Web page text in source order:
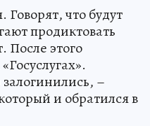
Говорят, что будут
продиктовать
После этого
–
и обратился в